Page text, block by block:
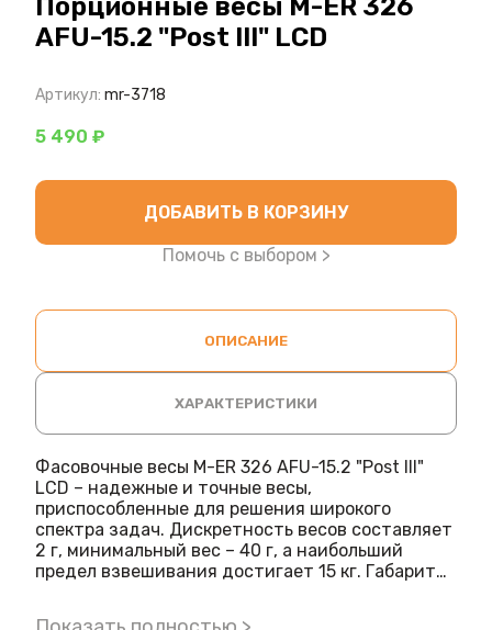
Порционные весы M-ER 326
AFU-15.2 "Post III" LCD
Артикул: mr-3718
5 490 ₽
ДОБАВИТЬ В КОРЗИНУ
Помочь с выбором >
ОПИСАНИЕ
ХАРАКТЕРИСТИКИ
Фасовочные весы M-ER 326 AFU-15.2 "Post III"
LCD – надежные и точные весы,
приспособленные для решения широкого
спектра задач. Дискретность весов составляет
2 г, минимальный вес – 40 г, а наибольший
предел взвешивания достигает 15 кг. Габариты